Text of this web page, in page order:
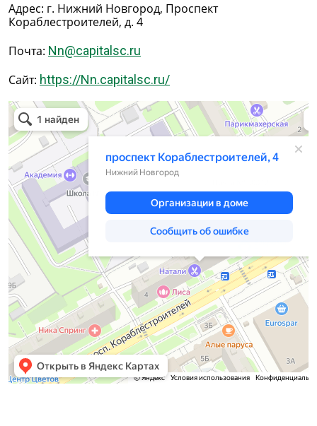
Адрес: г. Нижний Новгород, Проспект
Кораблестроителей, д. 4
Почта: Nn@capitalsc.ru
Сайт: https://Nn.capitalsc.ru/
Нижний Новгород
Проспект Кораблестроителей, 4 — Яндекс.Карты